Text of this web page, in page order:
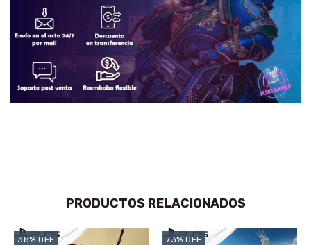
PRODUCTOS RELACIONADOS
38% OFF 73% OFF